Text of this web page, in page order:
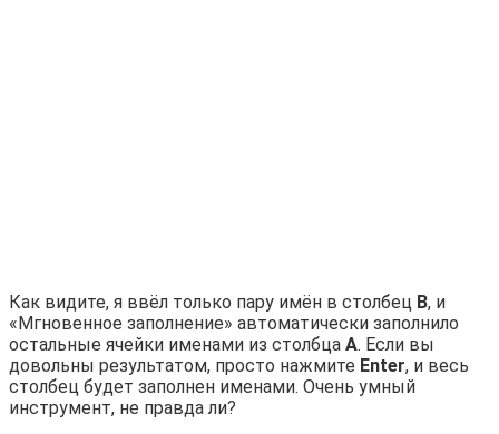
Как видите, я ввёл только пару имён в столбец B, и
«Мгновенное заполнение» автоматически заполнило
остальные ячейки именами из столбца A. Если вы
довольны результатом, просто нажмите Enter, и весь
столбец будет заполнен именами. Очень умный
инструмент, не правда ли?